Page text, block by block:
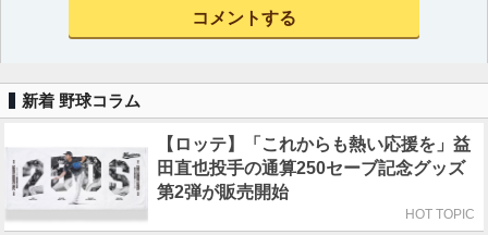
新着 野球コラム
【ロッテ】「これからも熱い応援を」益
田直也投手の通算250セーブ記念グッズ
第2弾が販売開始
HOT TOPIC